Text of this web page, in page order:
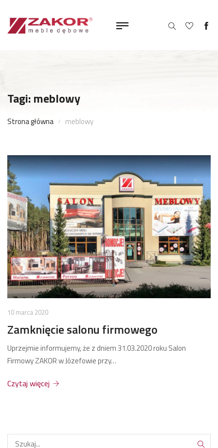
Tagi: meblowy
Strona główna meblowy
10 marca 2020
Zamknięcie salonu firmowego
Uprzejmie informujemy, że z dniem 31.03.2020 roku Salon
Firmowy ZAKOR w Józefowie przy…
Czytaj więcej